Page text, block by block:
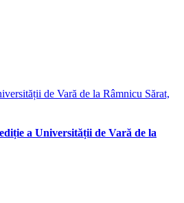
a Universității de Vară de la